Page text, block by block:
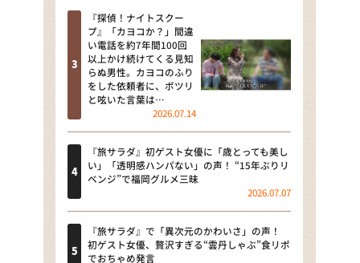
本日はダイアンなり！シーズン２
朝だ！生です旅サラダ
教えて！ニュースライブ 正義の
ミカタ
ＬＩＦＥ～夢のカタチ～
新婚さんいらっしゃい！
ザキ山小屋本館
『探偵！ナイトスクー
プ』「カヨコか？」間違
い電話を約7年間100回
以上かけ続けてくる見知
らぬ男性。カヨコのふり
をした依頼者に、ポツリ
と呟いた言葉は…
2026.07.14
『旅サラダ』初ゲスト女優に「歳とっても美し
い」「透明感ハンパない」の声！ “15年ぶりリ
ベンジ”で福岡グルメ三昧
2026.07.07
『旅サラダ』で「異次元のかわいさ」の声！
初ゲスト女優、贅沢すぎる“雲丹しゃぶ”食リポ
でおちゃめ発言